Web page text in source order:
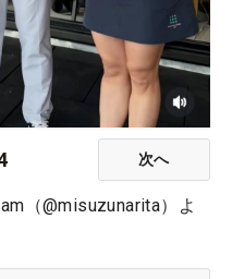
次へ
（@misuzunarita）よ